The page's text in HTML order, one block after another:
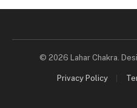
© 2026 Lahar Chakra.
Privacy Policy